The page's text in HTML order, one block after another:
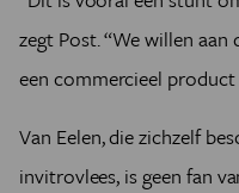
zegt Post. “We willen
een commercieel product
Van Eelen, die zichzelf
invitrovlees, is geen fan